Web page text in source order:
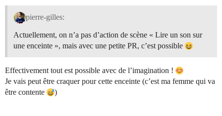
pierre-gilles:
Actuellement, on n’a pas d’action de scène « Lire un son sur
une enceinte », mais avec une petite PR, c’est possible
Effectivement tout est possible avec de l’imagination !
Je vais peut être craquer pour cette enceinte (c’est ma femme qui va
être contente
)